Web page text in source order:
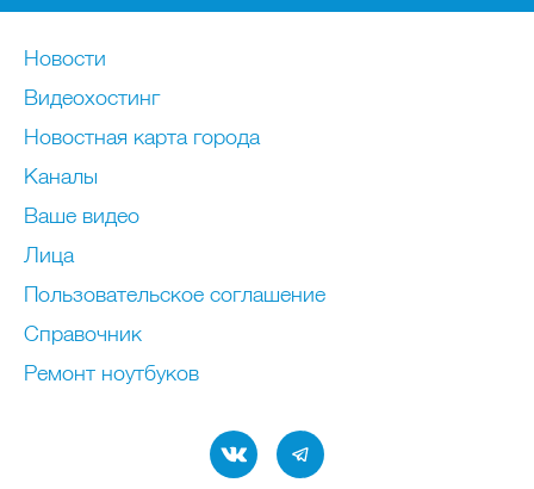
Новости
Видеохостинг
Новостная карта города
Каналы
Ваше видео
Лица
Пользовательское соглашение
Справочник
Ремонт нoутбуков